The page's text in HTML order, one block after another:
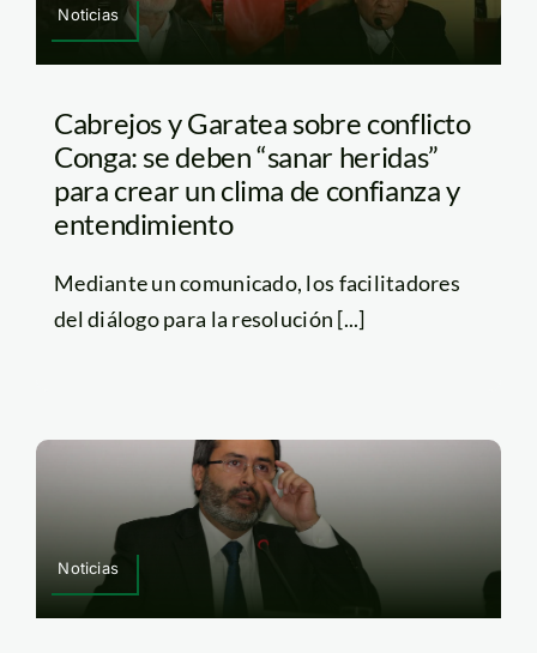
Noticias
Cabrejos y Garatea sobre conflicto
Conga: se deben “sanar heridas”
para crear un clima de confianza y
entendimiento
Mediante un comunicado, los facilitadores
del diálogo para la resolución [...]
Noticias